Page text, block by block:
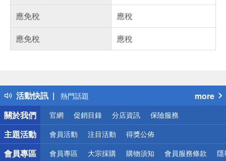
應免稅
應稅
應免稅
應稅
活動快訊
得獎公告
熱門話題
銀行優惠
偏遠地區配送
詐騙網頁！請小心！
more
關於我們
官網 促銷目錄 分店資訊 保險服務
主題活動 會員活動 注目活動 得獎公佈
會員專區 會員專區 大宗採購 購物須知 會員服務條款 隱